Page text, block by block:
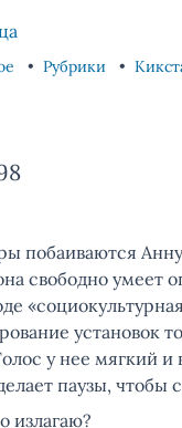
Рубрики
побаиваются Анну
свободно умеет
установок
у нее мягкий и
паузы, чтобы
излагаю?